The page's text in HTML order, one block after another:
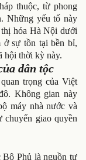
thuộc, từ phong
Những yếu tố này
thị hóa Hà Nội dưới
ở sự tồn tại bền bỉ,
hội thời kỳ này.
dân tộc
trọng của Việt
Không gian này
máy nhà nước và
chuyển giao quyền
Phủ là nguồn tư